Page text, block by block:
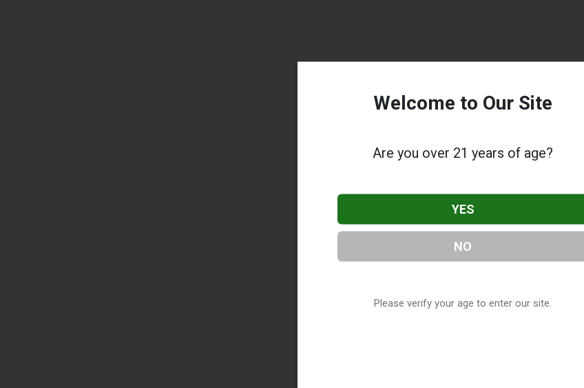
Welcome to Our Site
Are you over 21 years of age?
YES
NO
Please verify your age to enter our site.